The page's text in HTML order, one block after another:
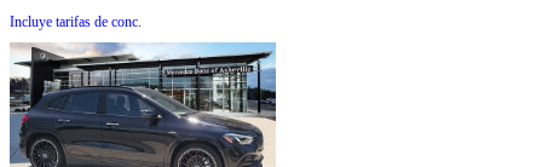
Incluye tarifas de conc.